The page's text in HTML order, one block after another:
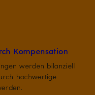
Kompensation
werden bilanziell
hochwertige